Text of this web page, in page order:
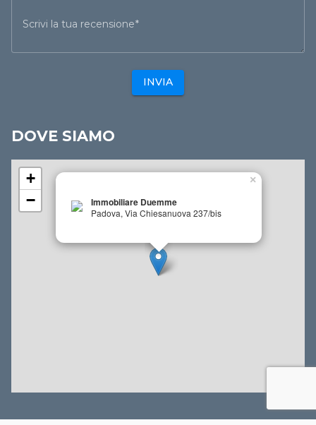
Scrivi la tua recensione
INVIA
DOVE SIAMO
Immobiliare Duemme
Padova, Via Chiesanuova 237/bis
×
+
−